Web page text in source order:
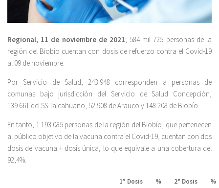
Regional, 11 de noviembre de 2021; 584 mil 725 personas de la
región del Biobío cuentan con dosis de refuerzo contra el Covid-19
al 09 de noviembre.
Por Servicio de Salud, 243.948 corresponden a personas de
comunas bajo jurisdicción del Servicio de Salud Concepción,
139.661 del SS Talcahuano, 52.908 de Arauco y 148.208 de Biobío.
En tanto, 1.193.085 personas de la región del Biobío, que pertenecen
al público objetivo de la vacuna contra el Covid-19, cuentan con dos
dosis de vacuna + dosis única, lo que equivale a una cobertura del
92,4%.
1° Dosis
%
2° Dosis
%